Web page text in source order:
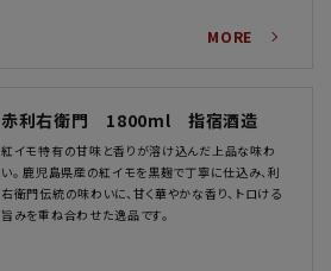
MORE
赤利右衛門 1800ml 指宿酒造
紅イモ特有の甘味と香りが溶け込んだ上品な味わ
い。 鹿児島県産の紅イモを黒麹で丁寧に仕込み、利
右衛門伝統の味わいに、甘く華やかな香り、トロける
旨みを重ね合わせた逸品です。